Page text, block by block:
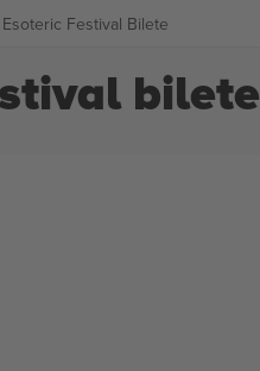
Esoteric Festival Bilete
bilete